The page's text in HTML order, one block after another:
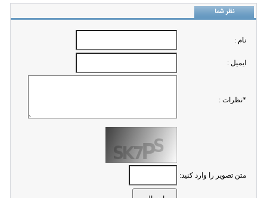
نظر شما
نام :
ايميل :
*نظرات :
متن تصویر را وارد کنید: